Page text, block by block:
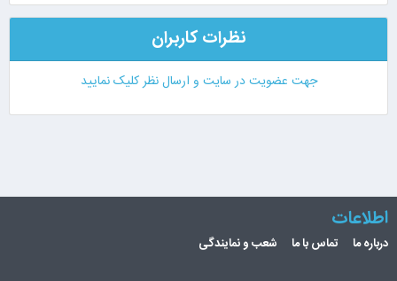
نظرات کاربران
جهت عضویت در سایت و ارسال نظر کلیک نمایید
اطلاعات
درباره ما تماس با ما شعب و نمایندگی